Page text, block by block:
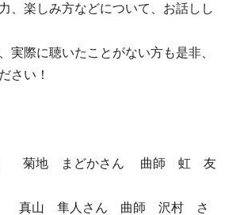
、楽しみ方などについて、お話しし
実際に聴いたことがない方も是非、
さい！
） 菊地 まどかさん 曲師 虹 友
） 真山 隼人さん 曲師 沢村 さ